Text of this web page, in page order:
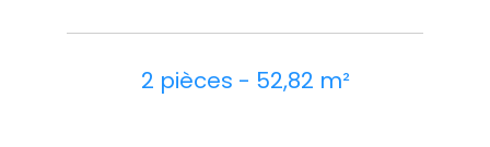
2 pièces - 52,82 m²